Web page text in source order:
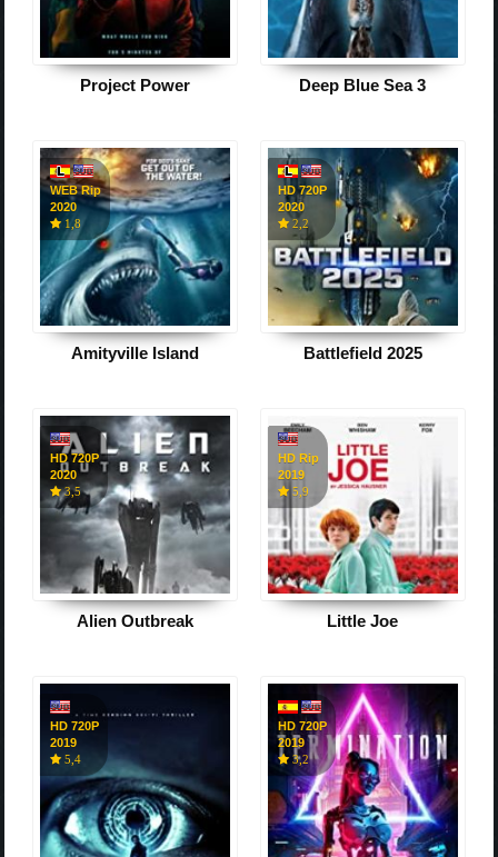
Project Power Deep Blue Sea 3
WEB Rip
2020
1,8
Amityville Island
HD 720P
2020
2,2
Battlefield 2025
HD 720P
2020
3,5
Alien Outbreak
HD Rip
2019
5,9
Little Joe
HD 720P
2019
5,4
HD 720P
2019
3,2